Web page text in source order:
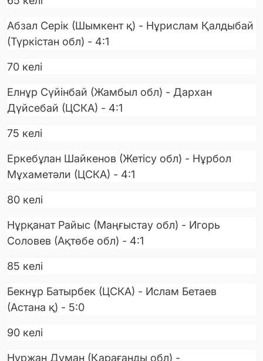
Абзал Серік (Шымкент қ) - Нұрислам Қалдыбай
(Түркістан обл) - 4:1
70 келі
Елнұр Сүйінбай (Жамбыл обл) - Дархан
Дүйсебай (ЦСКА) - 4:1
75 келі
Еркебұлан Шайкенов (Жетісу обл) - Нұрбол
Мұхаметәли (ЦСКА) - 4:1
80 келі
Нұрқанат Райыс (Маңғыстау обл) - Игорь
Соловев (Ақтөбе обл) - 4:1
85 келі
Бекнұр Батырбек (ЦСКА) - Ислам Бетаев
(Астана қ) - 5:0
90 келі
Нұржан Думан (Қарағанды обл) -